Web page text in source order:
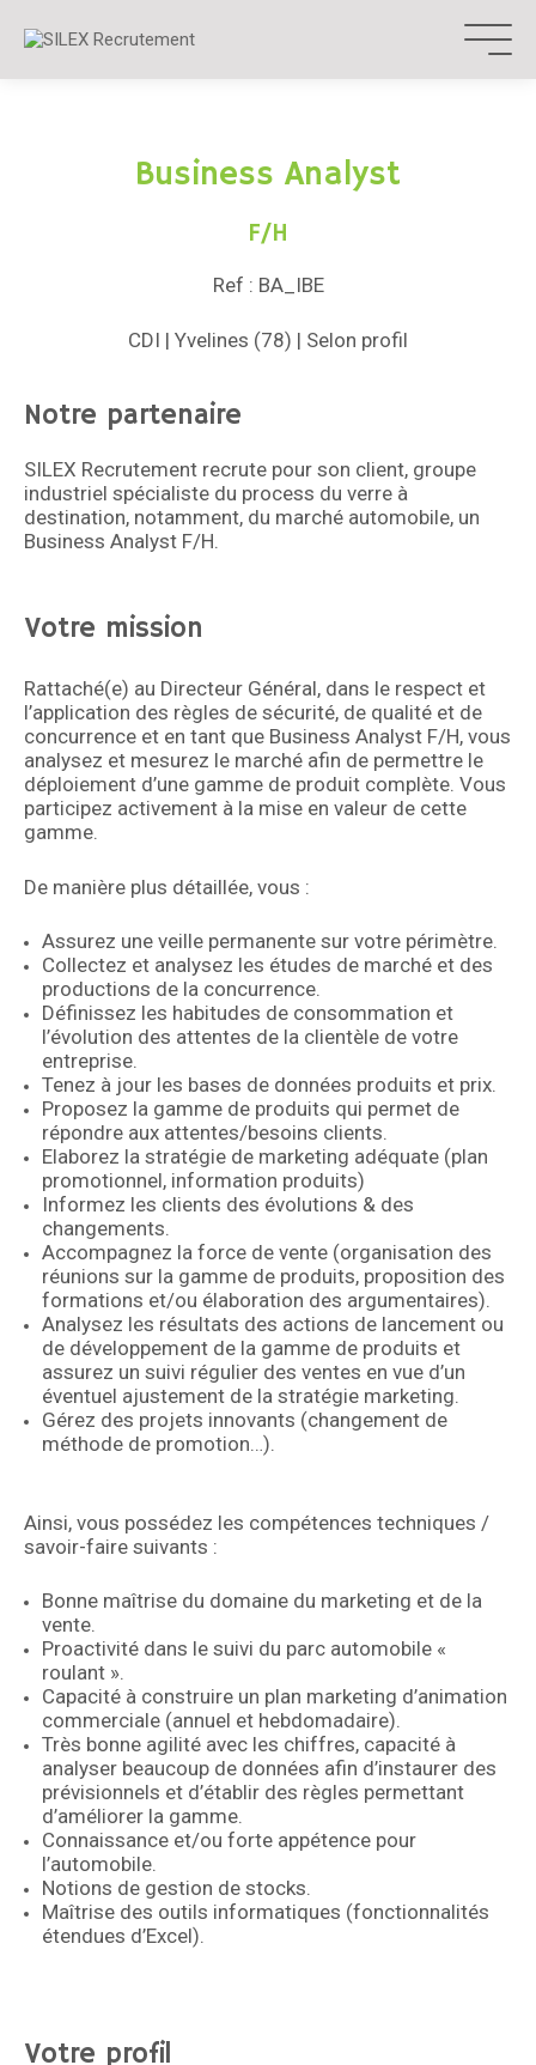
Business Analyst
F/H
Ref : BA_IBE
CDI | Yvelines (78) | Selon profil
Notre partenaire
SILEX Recrutement recrute pour son client, groupe
industriel spécialiste du process du verre à
destination, notamment, du marché automobile, un
Business Analyst F/H.
Votre mission
Rattaché(e) au Directeur Général, dans le respect et
l’application des règles de sécurité, de qualité et de
concurrence et en tant que Business Analyst F/H, vous
analysez et mesurez le marché afin de permettre le
déploiement d’une gamme de produit complète. Vous
participez activement à la mise en valeur de cette
gamme.
De manière plus détaillée, vous :
Assurez une veille permanente sur votre périmètre.
Collectez et analysez les études de marché et des
productions de la concurrence.
Définissez les habitudes de consommation et
l’évolution des attentes de la clientèle de votre
entreprise.
Tenez à jour les bases de données produits et prix.
Proposez la gamme de produits qui permet de
répondre aux attentes/besoins clients.
Elaborez la stratégie de marketing adéquate (plan
promotionnel, information produits)
Informez les clients des évolutions & des
changements.
Accompagnez la force de vente (organisation des
réunions sur la gamme de produits, proposition des
formations et/ou élaboration des argumentaires).
Analysez les résultats des actions de lancement ou
de développement de la gamme de produits et
assurez un suivi régulier des ventes en vue d’un
éventuel ajustement de la stratégie marketing.
Gérez des projets innovants (changement de
méthode de promotion…).
Ainsi, vous possédez les compétences techniques /
savoir-faire suivants :
Bonne maîtrise du domaine du marketing et de la
vente.
Proactivité dans le suivi du parc automobile «
roulant ».
Capacité à construire un plan marketing d’animation
commerciale (annuel et hebdomadaire).
Très bonne agilité avec les chiffres, capacité à
analyser beaucoup de données afin d’instaurer des
prévisionnels et d’établir des règles permettant
d’améliorer la gamme.
Connaissance et/ou forte appétence pour
l’automobile.
Notions de gestion de stocks.
Maîtrise des outils informatiques (fonctionnalités
étendues d’Excel).
Votre profil